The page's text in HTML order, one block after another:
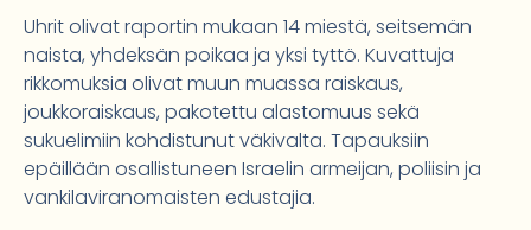
Uhrit olivat raportin mukaan 14 miestä, seitsemän
naista, yhdeksän poikaa ja yksi tyttö. Kuvattuja
rikkomuksia olivat muun muassa raiskaus,
joukkoraiskaus, pakotettu alastomuus sekä
sukuelimiin kohdistunut väkivalta. Tapauksiin
epäillään osallistuneen Israelin armeijan, poliisin ja
vankilaviranomaisten edustajia.